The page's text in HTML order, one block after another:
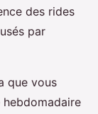
des rides
par
que vous